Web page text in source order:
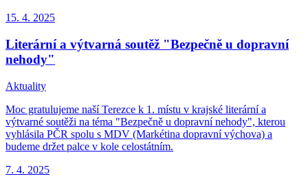
15. 4. 2025
Literární a výtvarná soutěž "Bezpečně u dopravní
nehody"
Aktuality
Moc gratulujeme naší Terezce k 1. místu v krajské literární a
výtvarné soutěži na téma "Bezpečně u dopravní nehody", kterou
vyhlásila PČR spolu s MDV (Markétina dopravní výchova) a
budeme držet palce v kole celostátním.
7. 4. 2025